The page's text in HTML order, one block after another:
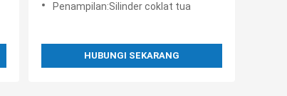
Penampilan:Silinder coklat tua
HUBUNGI SEKARANG